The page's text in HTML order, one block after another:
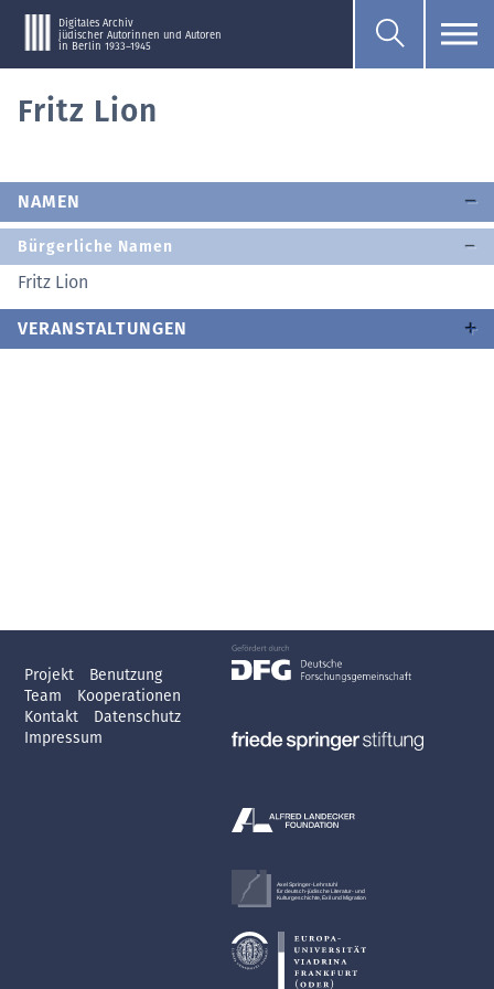
Digitales Archiv
jüdischer Autorinnen und Autoren
in Berlin 1933–1945
Fritz Lion
NAMEN
Bürgerliche Namen
Fritz Lion
VERANSTALTUNGEN
Projekt
Benutzung
Team
Kooperationen
Kontakt
Datenschutz
Impressum
Axel Springer-Lehrstuhl
für deutsch-jüdische Literatur- und
Kulturgeschichte, Exil und Migration